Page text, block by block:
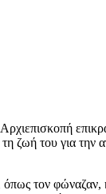
ζωή του για την
τον φώναζαν,